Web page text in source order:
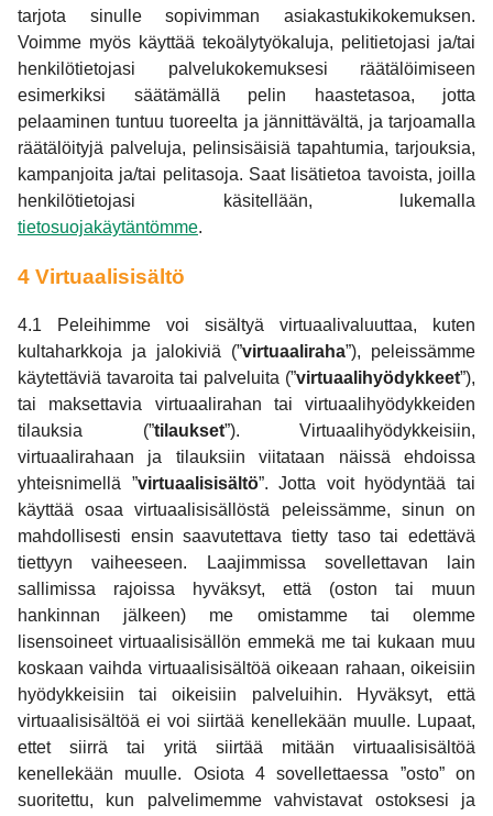
tarjota sinulle sopivimman asiakastukikokemuksen.
Voimme myös käyttää tekoälytyökaluja, pelitietojasi ja/tai
henkilötietojasi palvelukokemuksesi räätälöimiseen
esimerkiksi säätämällä pelin haastetasoa, jotta
pelaaminen tuntuu tuoreelta ja jännittävältä, ja tarjoamalla
räätälöityjä palveluja, pelinsisäisiä tapahtumia, tarjouksia,
kampanjoita ja/tai pelitasoja. Saat lisätietoa tavoista, joilla
henkilötietojasi käsitellään, lukemalla
tietosuojakäytäntömme.
4 Virtuaalisisältö
4.1 Peleihimme voi sisältyä virtuaalivaluuttaa, kuten
kultaharkkoja ja jalokiviä (”virtuaaliraha”), peleissämme
käytettäviä tavaroita tai palveluita (”virtuaalihyödykkeet”),
tai maksettavia virtuaalirahan tai virtuaalihyödykkeiden
tilauksia (”tilaukset”). Virtuaalihyödykkeisiin,
virtuaalirahaan ja tilauksiin viitataan näissä ehdoissa
yhteisnimellä ”virtuaalisisältö”. Jotta voit hyödyntää tai
käyttää osaa virtuaalisisällöstä peleissämme, sinun on
mahdollisesti ensin saavutettava tietty taso tai edettävä
tiettyyn vaiheeseen. Laajimmissa sovellettavan lain
sallimissa rajoissa hyväksyt, että (oston tai muun
hankinnan jälkeen) me omistamme tai olemme
lisensoineet virtuaalisisällön emmekä me tai kukaan muu
koskaan vaihda virtuaalisisältöä oikeaan rahaan, oikeisiin
hyödykkeisiin tai oikeisiin palveluihin. Hyväksyt, että
virtuaalisisältöä ei voi siirtää kenellekään muulle. Lupaat,
ettet siirrä tai yritä siirtää mitään virtuaalisisältöä
kenellekään muulle. Osiota 4 sovellettaessa ”osto” on
suoritettu, kun palvelimemme vahvistavat ostoksesi ja